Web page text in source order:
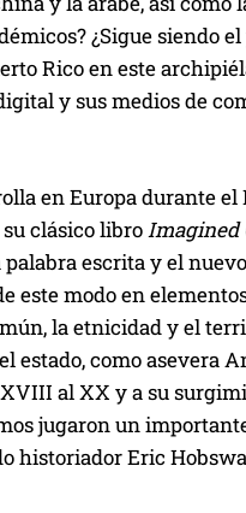
¿Sigue siendo
Rico en este
y sus medios de
en Europa durante
clásico libro Imagined
escrita y el
este modo en
la etnicidad y el
estado, como asevera
al XX y a su
jugaron un
historiador Eric